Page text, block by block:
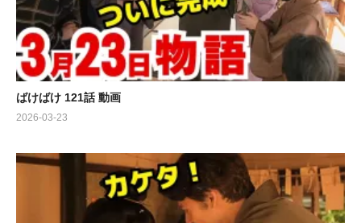
ばけばけ 121話 動画
2026-03-23